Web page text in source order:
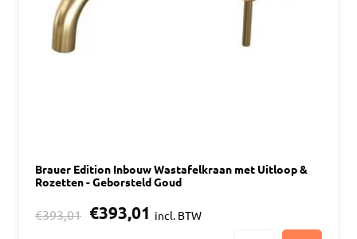
Brauer Edition Inbouw Wastafelkraan met Uitloop &
Rozetten - Geborsteld Goud
€393,01 €393,01 incl. BTW